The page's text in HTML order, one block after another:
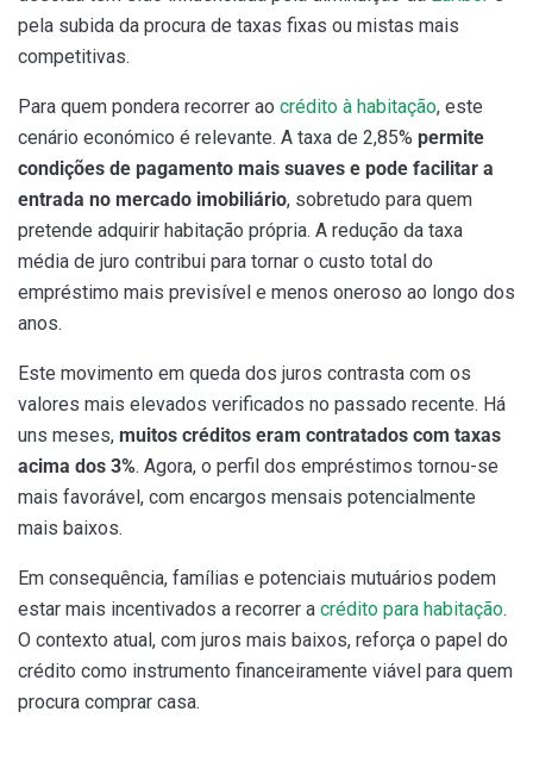
pela subida da procura de taxas fixas ou mistas mais
competitivas.
Para quem pondera recorrer ao crédito à habitação, este
cenário económico é relevante. A taxa de 2,85% permite
condições de pagamento mais suaves e pode facilitar a
entrada no mercado imobiliário, sobretudo para quem
pretende adquirir habitação própria. A redução da taxa
média de juro contribui para tornar o custo total do
empréstimo mais previsível e menos oneroso ao longo dos
anos.
Este movimento em queda dos juros contrasta com os
valores mais elevados verificados no passado recente. Há
uns meses, muitos créditos eram contratados com taxas
acima dos 3%. Agora, o perfil dos empréstimos tornou-se
mais favorável, com encargos mensais potencialmente
mais baixos.
Em consequência, famílias e potenciais mutuários podem
estar mais incentivados a recorrer a crédito para habitação.
O contexto atual, com juros mais baixos, reforça o papel do
crédito como instrumento financeiramente viável para quem
procura comprar casa.